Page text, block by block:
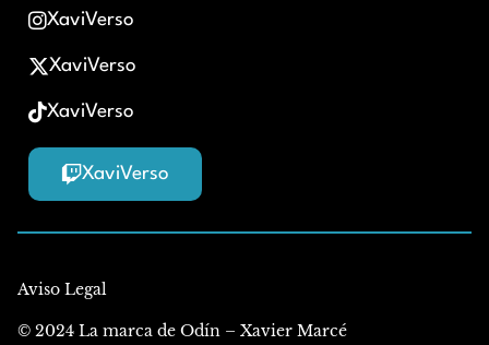
XaviVerso
XaviVerso
XaviVerso
XaviVerso
Aviso Legal
© 2024 La marca de Odín – Xavier Marcé